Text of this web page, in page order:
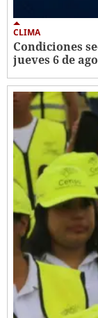
CLIMA
Condiciones
jueves 6 de